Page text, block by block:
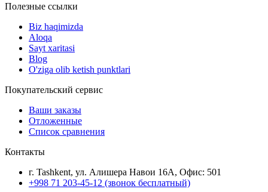
Полезные ссылки
Biz haqimizda
Aloqa
Sayt xaritasi
Blog
O'ziga olib ketish punktlari
Покупательский сервис
Ваши заказы
Отложенные
Список сравнения
Контакты
г. Tashkent, ул. Алишера Навои 16А, Офис: 501
+998 71 203-45-12 (звонок бесплатный)